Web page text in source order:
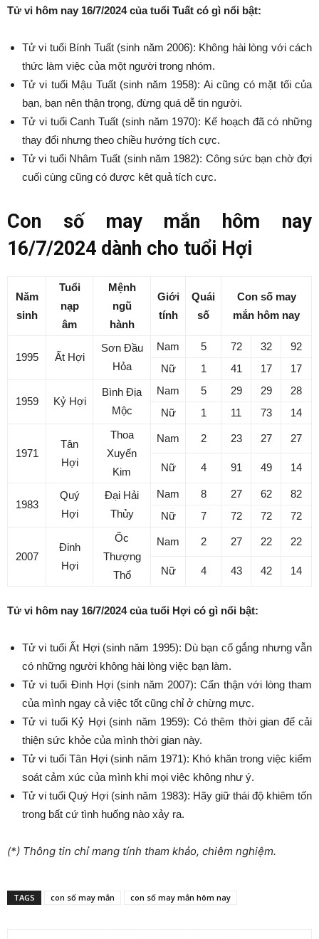
Tử vi hôm nay 16/7/2024 của tuổi Tuất có gì nổi bật:
Tử vi tuổi Bính Tuất (sinh năm 2006): Không hài lòng với cách
thức làm việc của một người trong nhóm.
Tử vi tuổi Mậu Tuất (sinh năm 1958): Ai cũng có mặt tối của
bạn, bạn nên thận trọng, đừng quá dễ tin người.
Tử vi tuổi Canh Tuất (sinh năm 1970): Kế hoạch đã có những
thay đổi nhưng theo chiều hướng tích cực.
Tử vi tuổi Nhâm Tuất (sinh năm 1982): Công sức bạn chờ đợi
cuối cùng cũng có được kêt quả tích cực.
Con số may mắn hôm nay
16/7/2024 dành cho tuổi Hợi
Năm
sinh
Tuổi
nạp
âm
Mệnh
ngũ
hành
Giới
tính
Quái
số
Con số may
mắn hôm nay
1995 Ất Hợi
Sơn Đầu
Hỏa
Nam 5 72 32
92
Nữ
1 41 17 17
1959 Kỷ Hợi
Bình Địa
Mộc
Nam 5 29 29
28
Nữ
1 11 73 14
1971
Tân
Hợi
Thoa
Xuyến
Kim
Nam 2 23 27 27
Nữ 4 91 49 14
1983
Quý
Hợi
Đại Hải
Thủy
Nam 8 27 62
82
Nữ
7 72 72 72
2007
Đinh
Hợi
Ốc
Thượng
Thổ
Nam 2 27 22 22
Nữ 4 43 42 14
Tử vi hôm nay 16/7/2024 của tuổi Hợi có gì nổi bật:
Tử vi tuổi Ất Hợi (sinh năm 1995): Dù bạn cố gắng nhưng vẫn
có những người không hài lòng việc bạn làm.
Tử vi tuổi Đinh Hợi (sinh năm 2007): Cẩn thận với lòng tham
của mình ngay cả việc tốt cũng chỉ ở chừng mực.
Tử vi tuổi Kỷ Hợi (sinh năm 1959): Có thêm thời gian để cải
thiện sức khỏe của mình thời gian này.
Tử vi tuổi Tân Hợi (sinh năm 1971): Khó khăn trong việc kiểm
soát cảm xúc của mình khi mọi việc không như ý.
Tử vi tuổi Quý Hợi (sinh năm 1983): Hãy giữ thái độ khiêm tốn
trong bất cứ tình huống nào xảy ra.
(*) Thông tin chỉ mang tính tham khảo, chiêm nghiệm.
TAGS con số may mắn con số may mắn hôm nay